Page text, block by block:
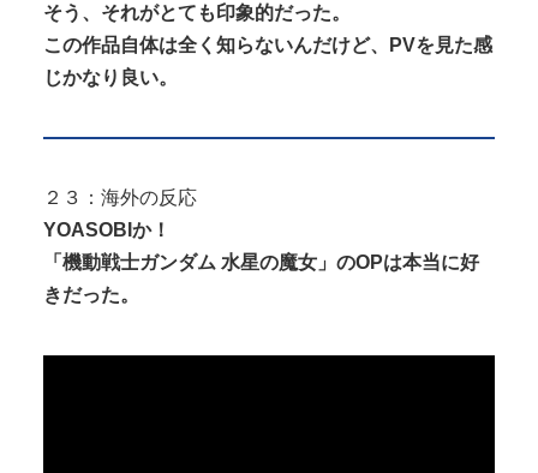
そう、それがとても印象的だった。
この作品自体は全く知らないんだけど、PVを見た感
じかなり良い。
２３：海外の反応
YOASOBIか！
「機動戦士ガンダム 水星の魔女」のOPは本当に好
きだった。